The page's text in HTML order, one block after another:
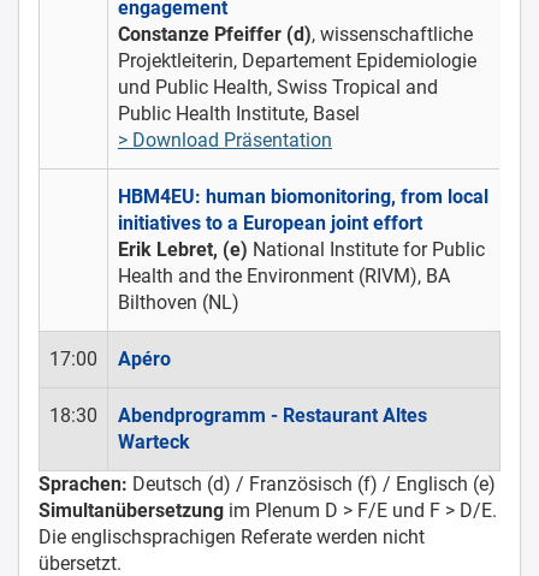
engagement
Constanze Pfeiffer (d), wissenschaftliche
Projektleiterin, Departement Epidemiologie
und Public Health, Swiss Tropical and
Public Health Institute, Basel
> Download Präsentation
HBM4EU: human biomonitoring, from local
initiatives to a European joint effort
Erik Lebret, (e) National Institute for Public
Health and the Environment (RIVM), BA
Bilthoven (NL)
17:00 Apéro
18:30
Abendprogramm - Restaurant Altes
Warteck
Sprachen: Deutsch (d) / Französisch (f) / Englisch (e)
Simultanübersetzung im Plenum D > F/E und F > D/E.
Die englischsprachigen Referate werden nicht
übersetzt.